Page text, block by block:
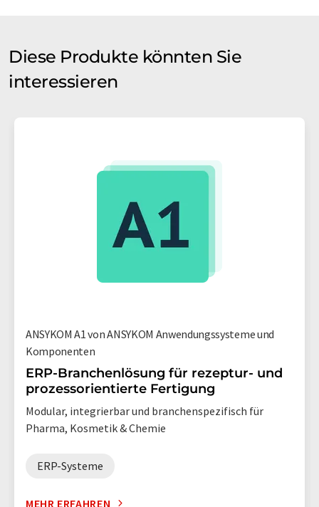
Diese Produkte könnten Sie
interessieren
ANSYKOM A1 von ANSYKOM Anwendungssysteme und
Komponenten
ERP-Branchenlösung für rezeptur- und
prozessorientierte Fertigung
Modular, integrierbar und branchenspezifisch für
Pharma, Kosmetik & Chemie
ERP-Systeme
MEHR ERFAHREN